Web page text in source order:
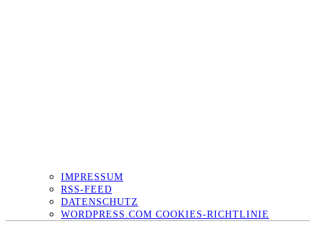
IMPRESSUM
RSS-FEED
DATENSCHUTZ
WORDPRESS.COM COOKIES-RICHTLINIE